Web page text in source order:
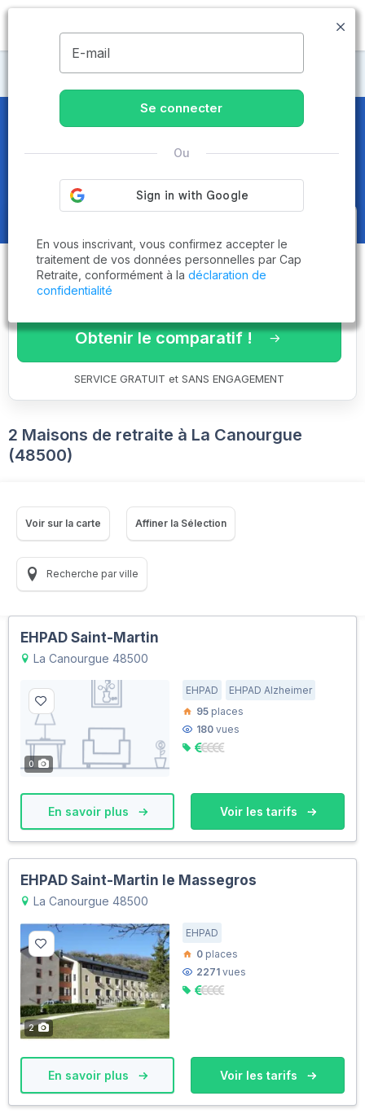
MENU
Maisons de retraite Lozère
Maisons de retraite et EHPAD
La Canourgue (48500)
Obtenez le
comparatif des
établissementsadaptés à vos
critères en 3 minutes !
Obtenir le comparatif !
SERVICE GRATUIT et SANS ENGAGEMENT
2 Maisons de retraite à La Canourgue
(48500)
Voir sur la carte Affiner la Sélection
Recherche par ville
EHPAD Saint-Martin
La Canourgue 48500
0
EHPAD
EHPAD Alzheimer
95 places
180 vues
En savoir plus Voir les tarifs
EHPAD Saint-Martin le Massegros
La Canourgue 48500
2
EHPAD
0 places
2271 vues
En savoir plus Voir les tarifs
E-mail
Se connecter
Ou
En vous inscrivant, vous confirmez accepter le
traitement de vos données personnelles par Cap
Retraite, conformément à la déclaration de
confidentialité